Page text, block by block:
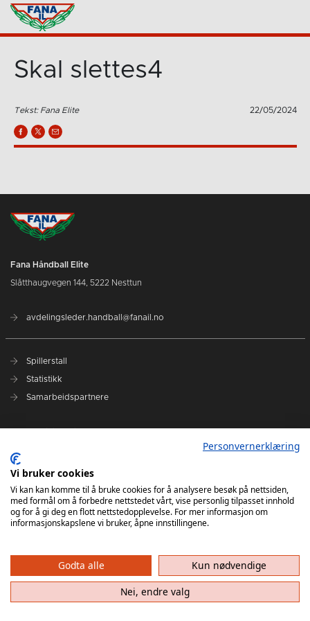
Skal slettes4
Tekst: Fana Elite 22/05/2024
Fana Håndball Elite
Slåtthaugvegen 144, 5222 Nesttun
avdelingsleder.handball@fanail.no
Spillerstall
Statistikk
Samarbeidspartnere
Kontakt oss
Elite Camp 2024
Personvernerklæring
Vi bruker cookies
Vi kan kan komme til å bruke cookies for å analysere besøk på nettsiden,
med formål om å forbedre nettstedet vårt, vise personlig tilpasset innhold
og for å gi deg en flott nettstedopplevelse. For mer informasjon om
informasjonskapslene vi bruker, åpne innstillingene.
Godta alle
Kun nødvendige
Nei, endre valg